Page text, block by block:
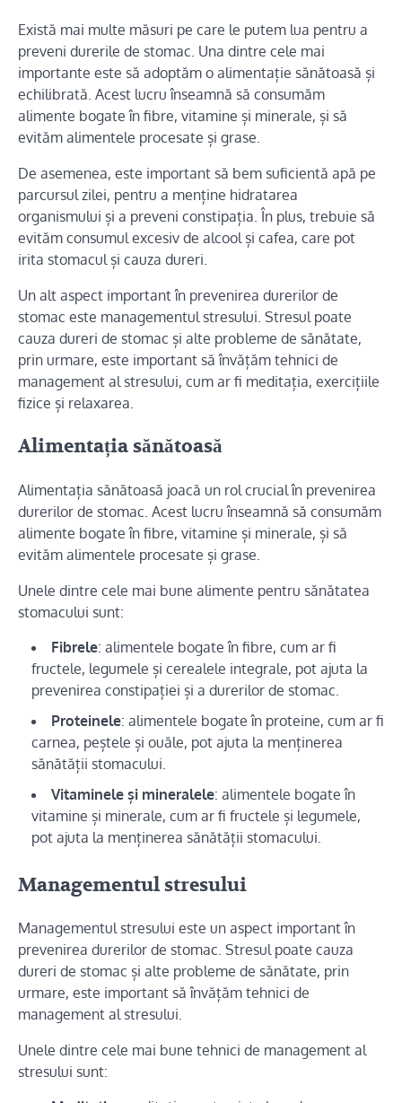
Există mai multe măsuri pe care le putem lua pentru a
preveni durerile de stomac. Una dintre cele mai
importante este să adoptăm o alimentație sănătoasă și
echilibrată. Acest lucru înseamnă să consumăm
alimente bogate în fibre, vitamine și minerale, și să
evităm alimentele procesate și grase.
De asemenea, este important să bem suficientă apă pe
parcursul zilei, pentru a menține hidratarea
organismului și a preveni constipația. În plus, trebuie să
evităm consumul excesiv de alcool și cafea, care pot
irita stomacul și cauza dureri.
Un alt aspect important în prevenirea durerilor de
stomac este managementul stresului. Stresul poate
cauza dureri de stomac și alte probleme de sănătate,
prin urmare, este important să învățăm tehnici de
management al stresului, cum ar fi meditația, exercițiile
fizice și relaxarea.
Alimentația sănătoasă
Alimentația sănătoasă joacă un rol crucial în prevenirea
durerilor de stomac. Acest lucru înseamnă să consumăm
alimente bogate în fibre, vitamine și minerale, și să
evităm alimentele procesate și grase.
Unele dintre cele mai bune alimente pentru sănătatea
stomacului sunt:
Fibrele: alimentele bogate în fibre, cum ar fi
fructele, legumele și cerealele integrale, pot ajuta la
prevenirea constipației și a durerilor de stomac.
Proteinele: alimentele bogate în proteine, cum ar fi
carnea, peștele și ouăle, pot ajuta la menținerea
sănătății stomacului.
Vitaminele și mineralele: alimentele bogate în
vitamine și minerale, cum ar fi fructele și legumele,
pot ajuta la menținerea sănătății stomacului.
Managementul stresului
Managementul stresului este un aspect important în
prevenirea durerilor de stomac. Stresul poate cauza
dureri de stomac și alte probleme de sănătate, prin
urmare, este important să învățăm tehnici de
management al stresului.
Unele dintre cele mai bune tehnici de management al
stresului sunt: